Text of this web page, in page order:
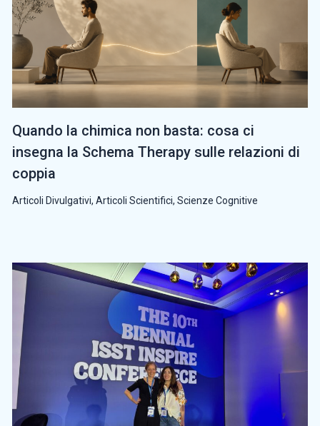
Quando la chimica non basta: cosa ci
insegna la Schema Therapy sulle relazioni di
coppia
Articoli Divulgativi, Articoli Scientifici, Scienze Cognitive